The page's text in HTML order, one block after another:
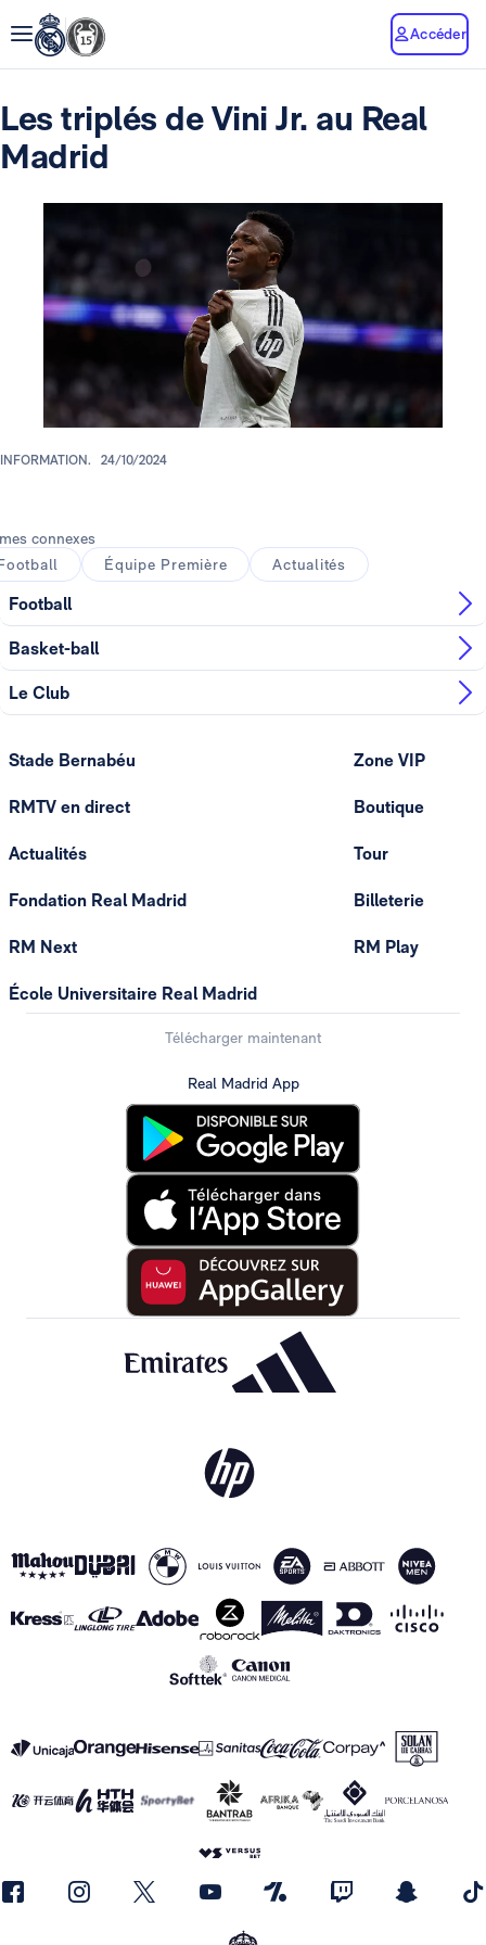
Accéder
Les triplés de Vini Jr. au Real
Madrid
INFORMATION. 24/10/2024
connexes
Équipe Première Actualités
Football
Basket-ball
Le Club
Stade Bernabéu
RMTV en direct
Actualités
Fondation Real Madrid
RM Next
École Universitaire Real Madrid
Zone VIP
Boutique
Tour
Billeterie
RM Play
Télécharger maintenant
Real Madrid App